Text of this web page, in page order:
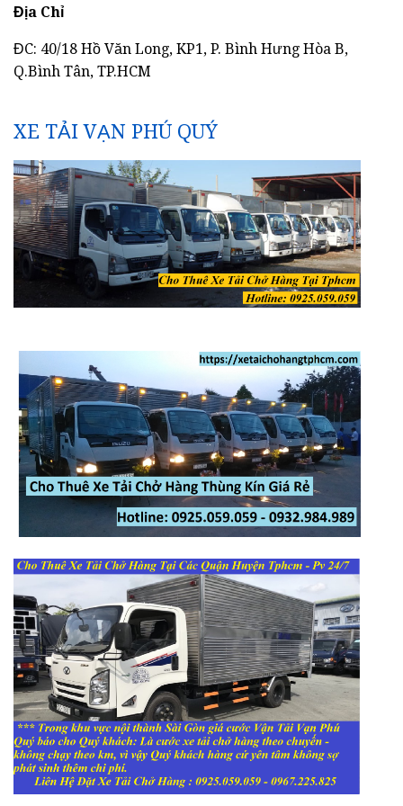
Địa Chỉ
ĐC: 40/18 Hồ Văn Long, KP1, P. Bình Hưng Hòa B,
Q.Bình Tân, TP.HCM
XE TẢI VẠN PHÚ QUÝ